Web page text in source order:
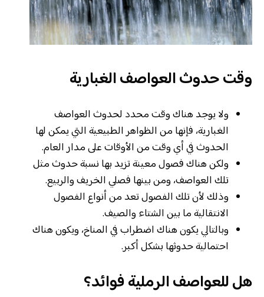
وقت حدوث العواصف الغبارية
ولا يوجد هناك وقت محدد لحدوث العواصف
الغبارية، فإنها من الظواهر الطبيعية التي يمكن لها
الحدوث في أي وقت من الأوقات على مدار العام.
ولكن هناك فصول معينة تزيد بها نسبة حدوث مثل
تلك العواصف، ومن بينها فصلي الخريف والربيع.
وذلك لأن تلك الفصول تعد من أنواع الفصول
الانتقالية ما بين الشتاء والصيف.
وبالتالي يكون هناك اضطراب في المناخ، ويكون هناك
احتمالية حدوثها بشكل أكبر.
هل للعواصف الرملية فوائد؟